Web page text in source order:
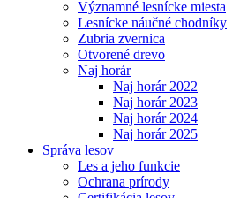
Významné lesnícke miesta
Lesnícke náučné chodníky
Zubria zvernica
Otvorené drevo
Naj horár
Naj horár 2022
Naj horár 2023
Naj horár 2024
Naj horár 2025
Správa lesov
Les a jeho funkcie
Ochrana prírody